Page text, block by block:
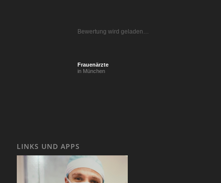
Bewertung wird geladen…
Frauenärzte
in München
LINKS UND APPS